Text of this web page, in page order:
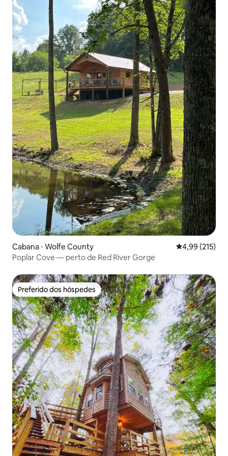
Cabana ⋅ Wolfe County 4,99 de uma
4,99 (215)
Poplar Cove — perto de Red River Gorge
Preferido dos hóspedes
Preferido dos hóspedes